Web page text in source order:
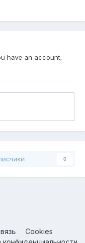
have an account,
0
Cookies